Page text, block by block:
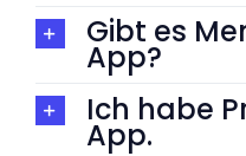
Gibt es
App?
Ich habe
App.